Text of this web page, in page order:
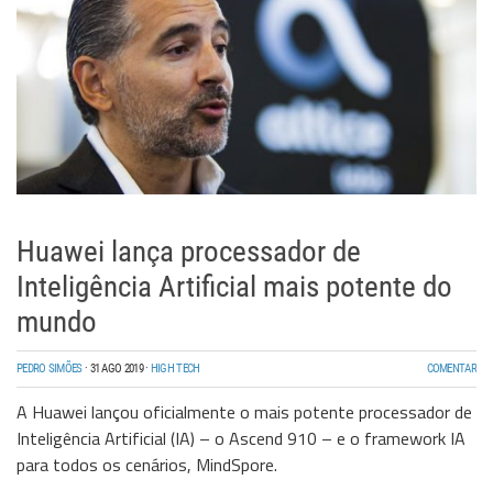
Huawei lança processador de
Inteligência Artificial mais potente do
mundo
PEDRO SIMÕES· 31 AGO 2019· HIGH TECH COMENTAR
A Huawei lançou oficialmente o mais potente processador de
Inteligência Artificial (IA) – o Ascend 910 – e o framework IA
para todos os cenários, MindSpore.